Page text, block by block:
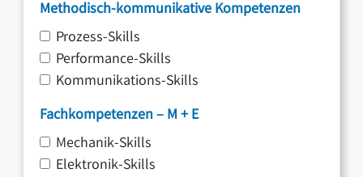
Methodisch-kommunikative Kompetenzen
Prozess-Skills
Performance-Skills
Kommunikations-Skills
Fachkompetenzen – M + E
Mechanik-Skills
Elektronik-Skills